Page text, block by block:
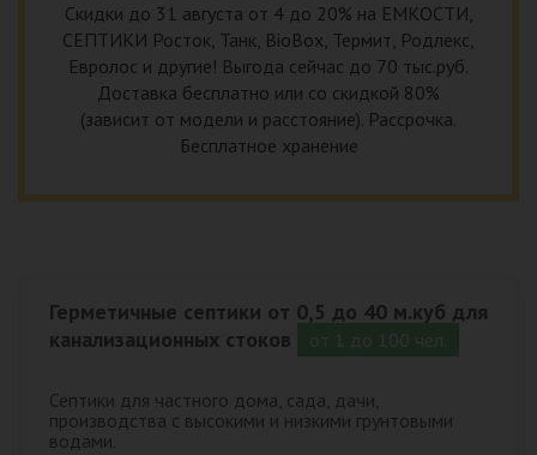
Скидки до 31 августа от 4 до 20% на ЕМКОСТИ,
СЕПТИКИ Росток, Танк, BioBox, Термит, Родлекс,
Евролос и другие! Выгода сейчас до 70 тыс.руб.
Доставка бесплатно или со скидкой 80%
(зависит от модели и расстояние). Рассрочка.
Бесплатное хранение
Герметичные септики от 0,5 до 40 м.куб для
канализационных стоков
Септики для частного дома, сада, дачи,
производства с высокими и низкими грунтовыми
водами.